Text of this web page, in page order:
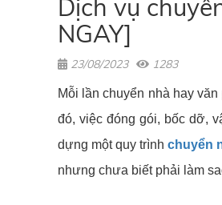
Dịch vụ
NGAY]
23/08/2023 1283
Mỗi lần chuyển nhà hay
đó, việc đóng gói, bốc dỡ,
dựng một quy trình chuyển
nhưng chưa biết phải làm